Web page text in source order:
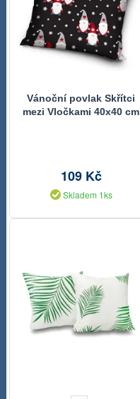
Vánoční povlak Skřítci
mezi Vločkami 40x40 cm
109 Kč
Skladem 1ks